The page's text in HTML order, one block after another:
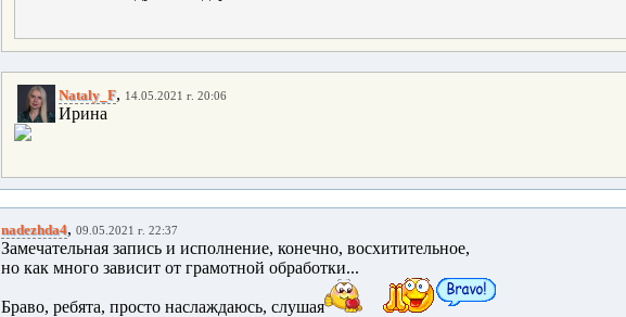
Nataly_F, 14.05.2021 г. 20:06
Ирина
nadezhda4, 09.05.2021 г. 22:37
Замечательная запись и исполнение, конечно, восхитительное,
но как много зависит от грамотной обработки...
Браво, ребята, просто наслаждаюсь, слушая